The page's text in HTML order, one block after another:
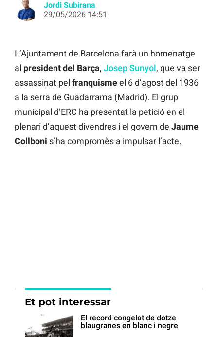
Jordi Subirana
29/05/2026 14:51
L’Ajuntament de Barcelona farà un homenatge
al president del Barça, Josep Sunyol, que va ser
assassinat pel franquismeel 6 d’agost del 1936
a la serra de Guadarrama (Madrid). El grup
municipal d’ERC ha presentat la petició en el
plenari d’aquest divendres i el govern de Jaume
Collboni s’ha compromès a impulsar l’acte.
Et pot interessar
El record congelat de dotze
blaugranes en blanc i negre